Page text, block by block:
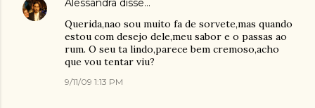
Alessandra disse…
Querida,nao sou muito fa de sorvete,mas quando
estou com desejo dele,meu sabor e o passas ao
rum. O seu ta lindo,parece bem cremoso,acho
que vou tentar viu?
9/11/09 1:13 PM